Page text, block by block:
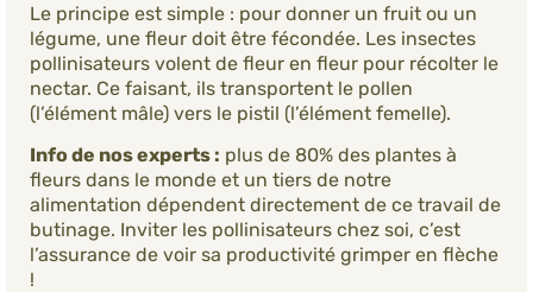
Le principe est simple : pour donner un fruit ou un
légume, une fleur doit être fécondée. Les insectes
pollinisateurs volent de fleur en fleur pour récolter le
nectar. Ce faisant, ils transportent le pollen
(l’élément mâle) vers le pistil (l’élément femelle).
Info de nos experts : plus de 80% des plantes à
fleurs dans le monde et un tiers de notre
alimentation dépendent directement de ce travail de
butinage. Inviter les pollinisateurs chez soi, c’est
l’assurance de voir sa productivité grimper en flèche
!